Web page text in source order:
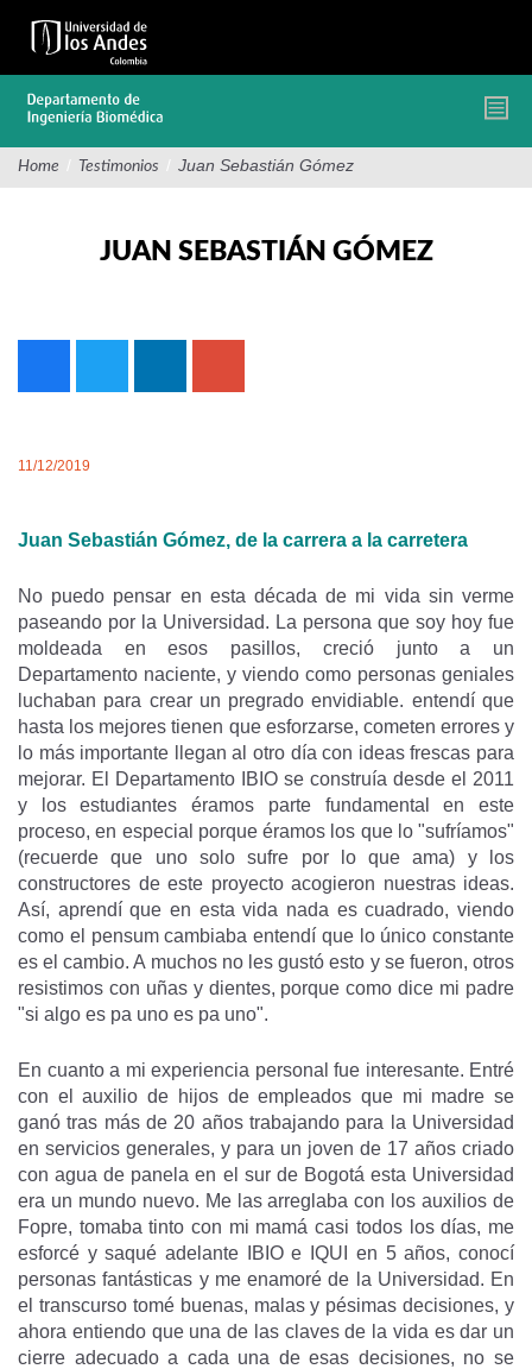
contenido
Home / Testimonios / Juan Sebastián Gómez
JUAN SEBASTIÁN GÓMEZ
11/12/2019
Juan Sebastián Gómez, de la carrera a la carretera
No puedo pensar en esta década de mi vida sin verme
paseando por la Universidad. La persona que soy hoy fue
moldeada en esos pasillos, creció junto a un
Departamento naciente, y viendo como personas geniales
luchaban para crear un pregrado envidiable. entendí que
hasta los mejores tienen que esforzarse, cometen errores y
lo más importante llegan al otro día con ideas frescas para
mejorar. El Departamento IBIO se construía desde el 2011
y los estudiantes éramos parte fundamental en este
proceso, en especial porque éramos los que lo "sufríamos"
(recuerde que uno solo sufre por lo que ama) y los
constructores de este proyecto acogieron nuestras ideas.
Así, aprendí que en esta vida nada es cuadrado, viendo
como el pensum cambiaba entendí que lo único constante
es el cambio. A muchos no les gustó esto y se fueron, otros
resistimos con uñas y dientes, porque como dice mi padre
"si algo es pa uno es pa uno".
En cuanto a mi experiencia personal fue interesante. Entré
con el auxilio de hijos de empleados que mi madre se
ganó tras más de 20 años trabajando para la Universidad
en servicios generales, y para un joven de 17 años criado
con agua de panela en el sur de Bogotá esta Universidad
era un mundo nuevo. Me las arreglaba con los auxilios de
Fopre, tomaba tinto con mi mamá casi todos los días, me
esforcé y saqué adelante IBIO e IQUI en 5 años, conocí
personas fantásticas y me enamoré de la Universidad. En
el transcurso tomé buenas, malas y pésimas decisiones, y
ahora entiendo que una de las claves de la vida es dar un
cierre adecuado a cada una de esas decisiones, no se